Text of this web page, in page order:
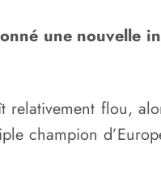
une nouvelle
relativement flou,
champion